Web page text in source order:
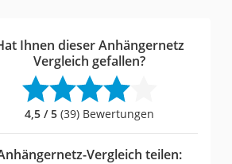
Ihnen dieser Anhängernetz
Vergleich gefallen?
4,5 / 5 (39) Bewertungen
Vergleich teilen: